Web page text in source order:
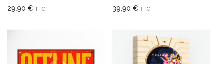
29,90 € TTC 39,90 € TTC